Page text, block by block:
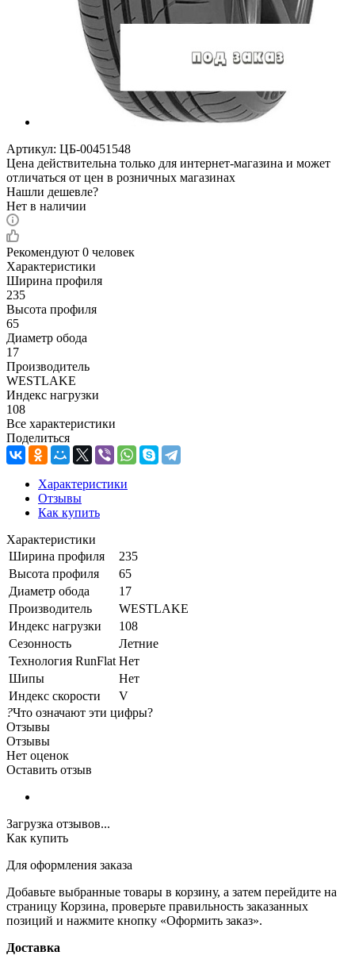
Артикул: ЦБ-00451548
Цена действительна только для интернет-магазина и может
отличаться от цен в розничных магазинах
Нашли дешевле?
Нет в наличии
Рекомендуют 0 человек
Характеристики
Ширина профиля
235
Высота профиля
65
Диаметр обода
17
Производитель
WESTLAKE
Индекс нагрузки
108
Все характеристики
Поделиться
Характеристики
Отзывы
Как купить
Характеристики
Ширина профиля
235
Высота профиля
65
Диаметр обода
17
Производитель
WESTLAKE
Индекс нагрузки
108
Сезонность
Летние
Технология RunFlat Нет
Шипы
Нет
Индекс скорости
V
?Что означают эти цифры?
Отзывы
Отзывы
Нет оценок
Оставить отзыв
Загрузка отзывов...
Как купить
Для оформления заказа
Добавьте выбранные товары в корзину, а затем перейдите на
страницу Корзина, проверьте правильность заказанных
позиций и нажмите кнопку «Оформить заказ».
Доставка